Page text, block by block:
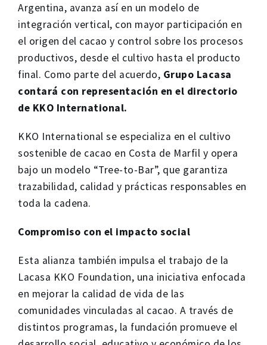
Argentina, avanza así en un modelo de
integración vertical, con mayor participación en
el origen del cacao y control sobre los procesos
productivos, desde el cultivo hasta el producto
final. Como parte del acuerdo, Grupo Lacasa
contará con representación en el directorio
de KKO International.
KKO International se especializa en el cultivo
sostenible de cacao en Costa de Marfil y opera
bajo un modelo “Tree-to-Bar”, que garantiza
trazabilidad, calidad y prácticas responsables en
toda la cadena.
Compromiso con el impacto social
Esta alianza también impulsa el trabajo de la
Lacasa KKO Foundation, una iniciativa enfocada
en mejorar la calidad de vida de las
comunidades vinculadas al cacao. A través de
distintos programas, la fundación promueve el